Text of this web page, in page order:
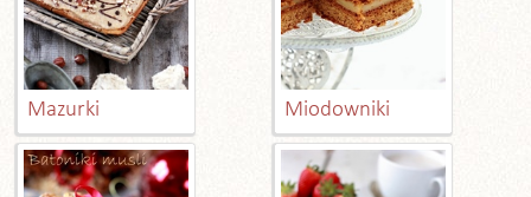
Mazurki Miodowniki